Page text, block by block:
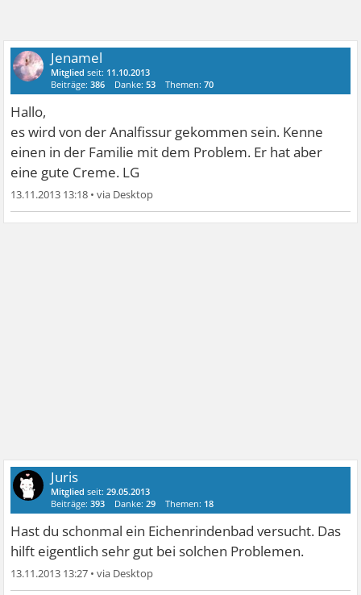
Jenamel
Mitglied seit: 11.10.2013
Beiträge:386 Danke:53 Themen:70
Hallo,
es wird von der Analfissur gekommen sein. Kenne
einen in der Familie mit dem Problem. Er hat aber
eine gute Creme. LG
13.11.2013 13:18 •
Juris
Mitglied seit:29.05.2013
Beiträge:393 Danke:29 Themen: 18
Hast du schonmal ein Eichenrindenbad versucht. Das
hilft eigentlich sehr gut bei solchen Problemen.
13.11.2013 13:27 •